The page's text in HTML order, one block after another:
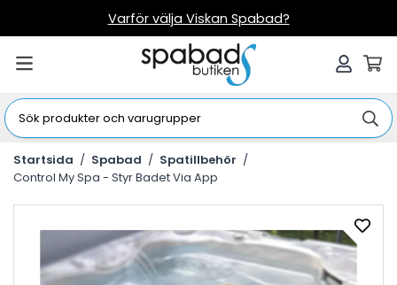
Varför välja Viskan Spabad?
Startsida / Spabad / Spatillbehör /
Control My Spa - Styr Badet Via App